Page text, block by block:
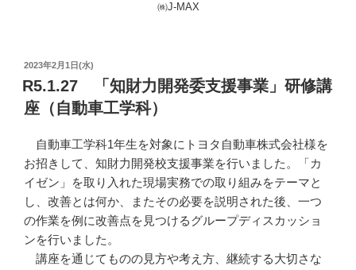
㈱J-MAX
投
稿
日:
2023年2月1日(水)
R5.1.27 「知財力開発委支援事業」研修講
座（自動車工学科）
自動車工学科1年生を対象にトヨタ自動車株式会社様を
お招きして、知財力開発校支援事業を行いました。「カ
イゼン」を取り入れた現場実務での取り組みをテーマと
し、改善とは何か、またその必要を説明された後、一つ
の作業を例に改善点を見つけるグループディスカッショ
ンを行いました。
講座を通じてものの見方や考え方、継続する大切さな